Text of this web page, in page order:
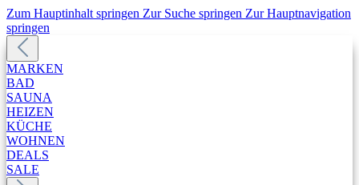
Zum Hauptinhalt springen Zur Suche springen Zur Hauptnavigation
springen
MARKEN
BAD
SAUNA
HEIZEN
KÜCHE
WOHNEN
DEALS
SALE